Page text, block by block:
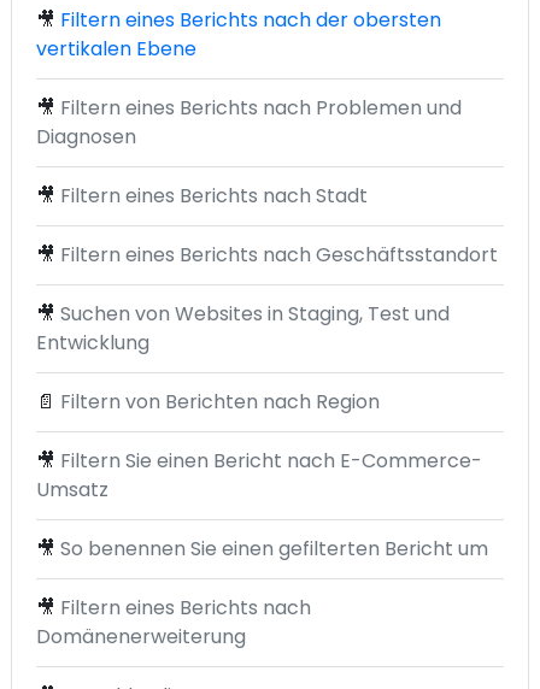
🎥 Filtern eines Berichts nach der obersten
vertikalen Ebene
🎥 Filtern eines Berichts nach Problemen und
Diagnosen
🎥 Filtern eines Berichts nach Stadt
🎥 Filtern eines Berichts nach Geschäftsstandort
🎥 Suchen von Websites in Staging, Test und
Entwicklung
📄 Filtern von Berichten nach Region
🎥 Filtern Sie einen Bericht nach E-Commerce-
Umsatz
🎥 So benennen Sie einen gefilterten Bericht um
🎥 Filtern eines Berichts nach
Domänenerweiterung